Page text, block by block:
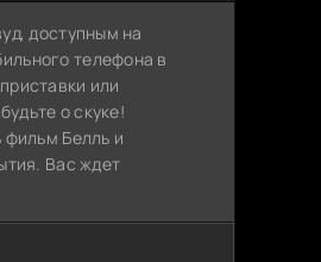
доступным на
телефона в
или
о скуке!
фильм Белль и
Вас ждет